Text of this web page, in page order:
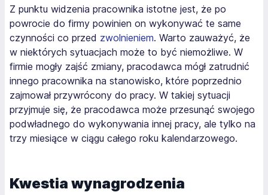
Z punktu widzenia pracownika istotne jest, że po
powrocie do firmy powinien on wykonywać te same
czynności co przed zwolnieniem. Warto zauważyć, że
w niektórych sytuacjach może to być niemożliwe. W
firmie mogły zajść zmiany, pracodawca mógł zatrudnić
innego pracownika na stanowisko, które poprzednio
zajmował przywrócony do pracy. W takiej sytuacji
przyjmuje się, że pracodawca może przesunąć swojego
podwładnego do wykonywania innej pracy, ale tylko na
trzy miesiące w ciągu całego roku kalendarzowego.
Kwestia wynagrodzenia